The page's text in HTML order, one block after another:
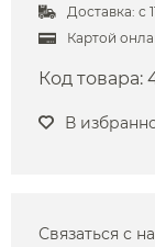
Доставка: с
Картой
Код товара:
В
Связаться с